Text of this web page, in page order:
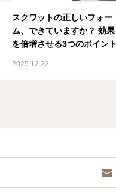
スクワットの正しいフォー
ム、できていますか？ 効果
を倍増させる3つのポイント
2025.12.22